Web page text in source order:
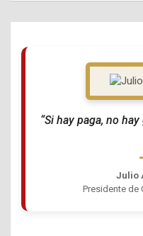
“Si hay paga, no
Julio
Presidente de